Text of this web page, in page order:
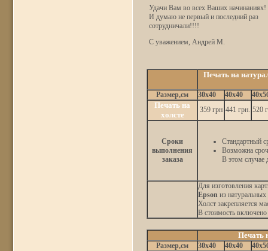
Удачи Вам во всех Ваших начинаниях!
И думаю не первый и последний раз
сотрудничали!!!!
С уважением, Андрей М.
Печать на
Размер,см 30x40 40x40
Печать на
холсте
359 грн 441 грн. 520
Сроки
выполнения
заказа
Стандартный
Возможна
В этом случае
Для изготовления
Epson из
Холст закрепляется
В стоимость
Печать
Размер,см 30x40 40x40